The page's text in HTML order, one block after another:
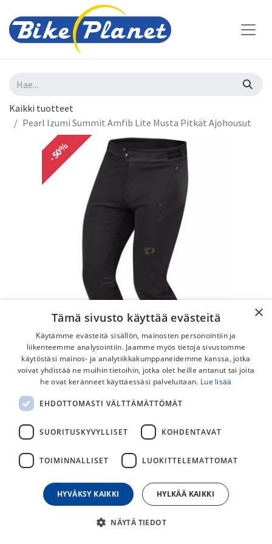
Kaikki tuotteet
Pearl Izumi Summit Amfib Lite Musta Pitkät Ajohousut
-50%
Pearl Izumi Summit Amfib Lite Musta
Pitkät Ajohousut
Pearl Izumi Summit Amfib Lite housut viileämmille
pyöräilykeleille.
€ 159,00€
×
Tämä sivusto käyttää evästeitä
Käytämme evästeitä sisällön, mainosten personointiin ja
liikenteemme analysointiin. Jaamme myös tietoja sivustomme
käytöstäsi mainos- ja analytiikkakumppaneidemme kanssa, jotka
voivat yhdistää ne muihin tietoihin, jotka olet heille antanut tai joita
he ovat keränneet käyttäessäsi palveluitaan. Lue lisää
EHDOTTOMASTI VÄLTTÄMÄTTÖMÄT
SUORITUSKYVYLLISET KOHDENTAVAT
TOIMINNALLISET LUOKITTELEMATTOMAT
HYVÄKSY KAIKKI HYLKÄÄ KAIKKI
NÄYTÄ TIEDOT